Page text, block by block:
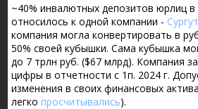
~40% инвалютных депозитов юрлиц
относилось к одной компании -
компания могла конвертировать в
50% своей кубышки. Сама кубышка
до 7 трлн руб. ($67 млрд). Компания
цифры в отчетности с 1п. 2024 г.
изменения в своих финансовых
легкопросчитывались).